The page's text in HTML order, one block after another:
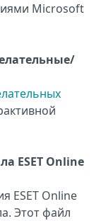
Microsoft
ESET Online
ESET Online
Этот файл